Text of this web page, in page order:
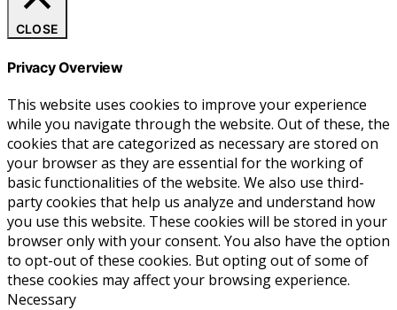
CLOSE
Privacy Overview
This website uses cookies to improve your experience
while you navigate through the website. Out of these, the
cookies that are categorized as necessary are stored on
your browser as they are essential for the working of
basic functionalities of the website. We also use third-
party cookies that help us analyze and understand how
you use this website. These cookies will be stored in your
browser only with your consent. You also have the option
to opt-out of these cookies. But opting out of some of
these cookies may affect your browsing experience.
Necessary